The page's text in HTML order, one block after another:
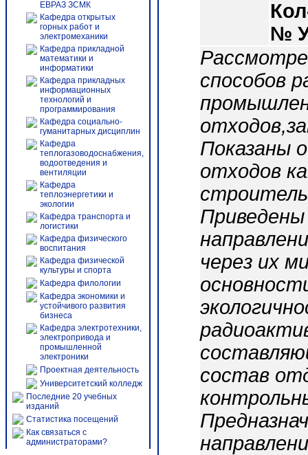
ЕВРАЗ ЗСМК
Кафедра открытых
горных работ и
электромеханики
Кафедра прикладной
математики и
информатики
Кафедра прикладных
информационных
технологий и
программирования
Кафедра социально-
гуманитарных дисциплин
Кафедра
теплогазоводоснабжения,
водоотведения и
вентиляции
Кафедра
теплоэнергетики и
экологии
Кафедра транспорта и
логистики
Кафедра физического
воспитания
Кафедра физической
культуры и спорта
Кафедра филологии
Кафедра экономики и
устойчивого развития
бизнеса
Кафедра электротехники,
электропривода и
промышленной
электроники
Проектная деятельность
Университетский колледж
Последние 20 учебных
изданий
Статистика посещений
Как связаться с
администраторами?
№
способов
Показаны
отходов
через их
состав